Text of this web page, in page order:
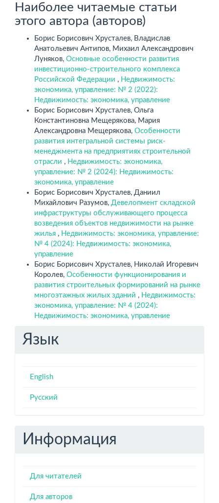
Наиболее читаемые статьи
этого автора (авторов)
Борис Борисович Хрусталев, Владислав
Анатольевич Антипов, Михаил Александрович
Луняков, Основные особенности развития
инвестиционно-строительного комплекса
Российской Федерации , Недвижимость:
экономика, управление: № 2 (2022):
Недвижимость: экономика, управление
Борис Борисович Хрусталев, Ольга
Константиновна Мещерякова, Мария
Александровна Мещерякова, Особенности
развития интегральной системы риск-
менеджмента на предприятиях строительной
отрасли , Недвижимость: экономика,
управление: № 2 (2024): Недвижимость:
экономика, управление
Борис Борисович Хрусталев, Даниил
Михайлович Разумов, Девелопмент складской
инфраструктуры обслуживающего процесса
возведения объектов недвижимости на рынке
жилья , Недвижимость: экономика, управление:
№ 4 (2024): Недвижимость: экономика,
управление
Борис Борисович Хрусталев, Николай Игоревич
Королев, Особенности функционирования и
развития строительных формирований на рынке
многоэтажных жилых зданий , Недвижимость:
экономика, управление: № 4 (2024):
Недвижимость: экономика, управление
Язык
English
Русский
Информация
Для читателей
Для авторов